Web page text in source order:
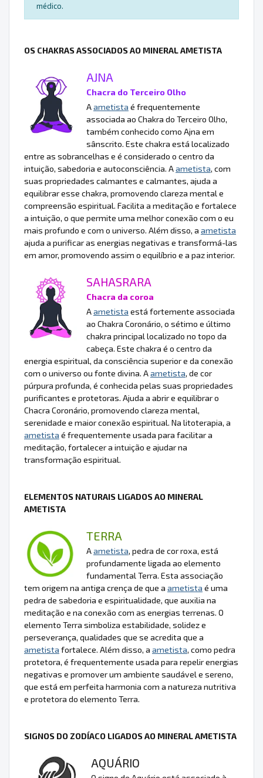
médico.
OS CHAKRAS ASSOCIADOS AO MINERAL AMETISTA
AJNA
Chacra do Terceiro Olho
Aametista é frequentemente
associada ao Chakra do Terceiro Olho,
também conhecido como Ajna em
sânscrito. Este chakra está localizado
entre as sobrancelhas e é considerado o centro da
intuição, sabedoria e autoconsciência. Aametista, com
suas propriedades calmantes e calmantes, ajuda a
equilibrar esse chakra, promovendo clareza mental e
compreensão espiritual. Facilita a meditação e fortalece
a intuição, o que permite uma melhor conexão com o eu
mais profundo e com o universo. Além disso, a ametista
ajuda a purificar as energias negativas e transformá-las
em amor, promovendo assim o equilíbrio e a paz interior.
SAHASRARA
Chacra da coroa
Aametista está fortemente associada
ao Chakra Coronário, o sétimo e último
chakra principal localizado no topo da
cabeça. Este chakra é o centro da
energia espiritual, da consciência superior e da conexão
com o universo ou fonte divina. Aametista, de cor
púrpura profunda, é conhecida pelas suas propriedades
purificantes e protetoras. Ajuda a abrir e equilibrar o
Chacra Coronário, promovendo clareza mental,
serenidade e maior conexão espiritual. Na litoterapia, a
ametista é frequentemente usada para facilitar a
meditação, fortalecer a intuição e ajudar na
transformação espiritual.
ELEMENTOS NATURAIS LIGADOS AO MINERAL
AMETISTA
TERRA
Aametista, pedra de cor roxa, está
profundamente ligada ao elemento
fundamental Terra. Esta associação
tem origem na antiga crença de que a ametista é uma
pedra de sabedoria e espiritualidade, que auxilia na
meditação e na conexão com as energias terrenas. O
elemento Terra simboliza estabilidade, solidez e
perseverança, qualidades que se acredita que a
ametista fortalece. Além disso, a ametista, como pedra
protetora, é frequentemente usada para repelir energias
negativas e promover um ambiente saudável e sereno,
que está em perfeita harmonia com a natureza nutritiva
e protetora do elemento Terra.
SIGNOS DO ZODÍACO LIGADOS AO MINERAL AMETISTA
AQUÁRIO